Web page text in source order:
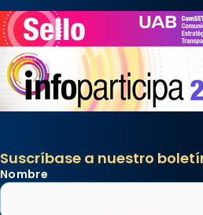
Suscríbase a nuestro
Nombre